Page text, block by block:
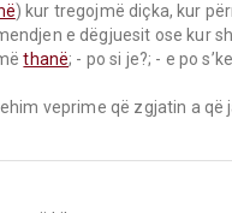
) kur tregojmë diçka, kur
e dëgjuesit ose kur
thanë; - po si je?; - e po
veprime që zgjatin a që